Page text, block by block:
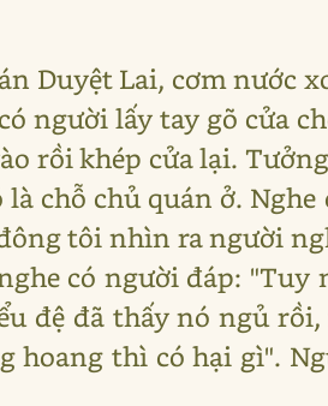
Duyệt Lai, cơm nước
người lấy tay gõ cửa
rồi khép cửa lại.
chỗ chủ quán ở.
tôi nhìn ra người
có người đáp: "Tuy
đệ đã thấy nó ngủ
hoang thì có hại gì".